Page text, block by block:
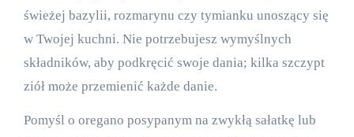
świeżej bazylii, rozmarynu czy tymianku unoszący się
w Twojej kuchni. Nie potrzebujesz wymyślnych
składników, aby podkręcić swoje dania; kilka szczypt
ziół może przemienić każde danie.
Pomyśl o oregano posypanym na zwykłą sałatkę lub